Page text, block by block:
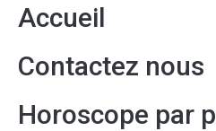
Accueil
Contactez nous
Horoscope par